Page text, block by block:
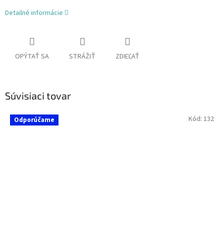
Detailné informácie
OPÝTAŤ SA STRÁŽIŤ ZDIEĽAŤ
Súvisiaci tovar
Odporúčame Kód: 132